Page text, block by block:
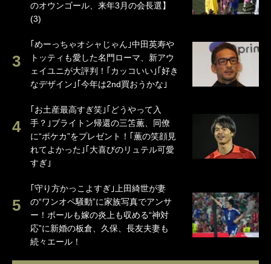
のオウンゴール、来年3月の会長選】
(3)
｢めーっちゃオシャじゃん｣中田英寿や
トッティも愛した名門ローマ、新アウ
ェイユニが大評判！｢カッコいい｣｢好き
なデザイン｣｢今年は2nd買おうかな｣
｢お土産最高すぎ笑｣｢どうやって入
手？｣ブライトン帰還の三笘薫、同僚
に“ポケカ”をプレゼント！｢薫の笑顔見
れてよかった｣｢大喜びのリュテル可愛
すぎ｣
｢守り方かっこよすぎ｣上田綺世が妻
の“ワンオペ騒動”に家族写真でアンサ
ー！ボールも嫁の炎上も収める“神対
応”に新婚の板倉、久保、長友夫妻も
続々エール！